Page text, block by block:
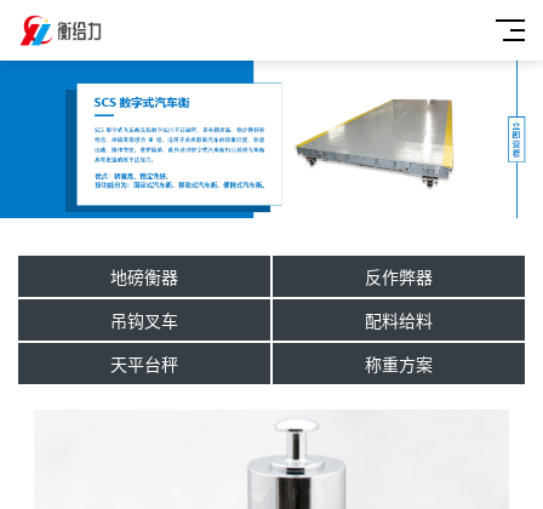
地磅衡器
反作弊器
吊钩叉车
配料给料
天平台秤
称重方案